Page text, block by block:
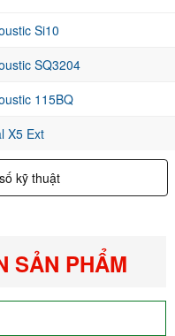
Si10
SQ3204
115BQ
X5 Ext
kỹ thuật
SẢN PHẨM